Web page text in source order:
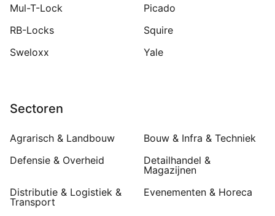
Mul-T-Lock
Picado
RB-Locks
Squire
Sweloxx
Yale
Sectoren
Agrarisch & Landbouw
Bouw & Infra & Techniek
Defensie & Overheid
Detailhandel &
Magazijnen
Distributie & Logistiek &
Transport
Evenementen & Horeca